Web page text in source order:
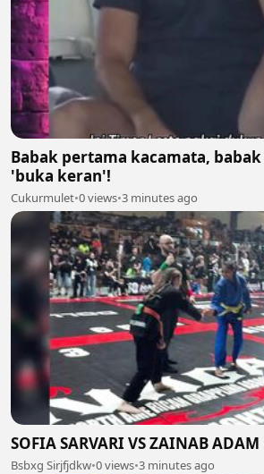
Babak pertama kacamata,
'buka keran'!
Cukurmulet•0 views•3 minutes ago
SOFIA SARVARI VS ZAINAB ADAM
Bsbxg Sirjfjdkw•0 views•3 minutes ago